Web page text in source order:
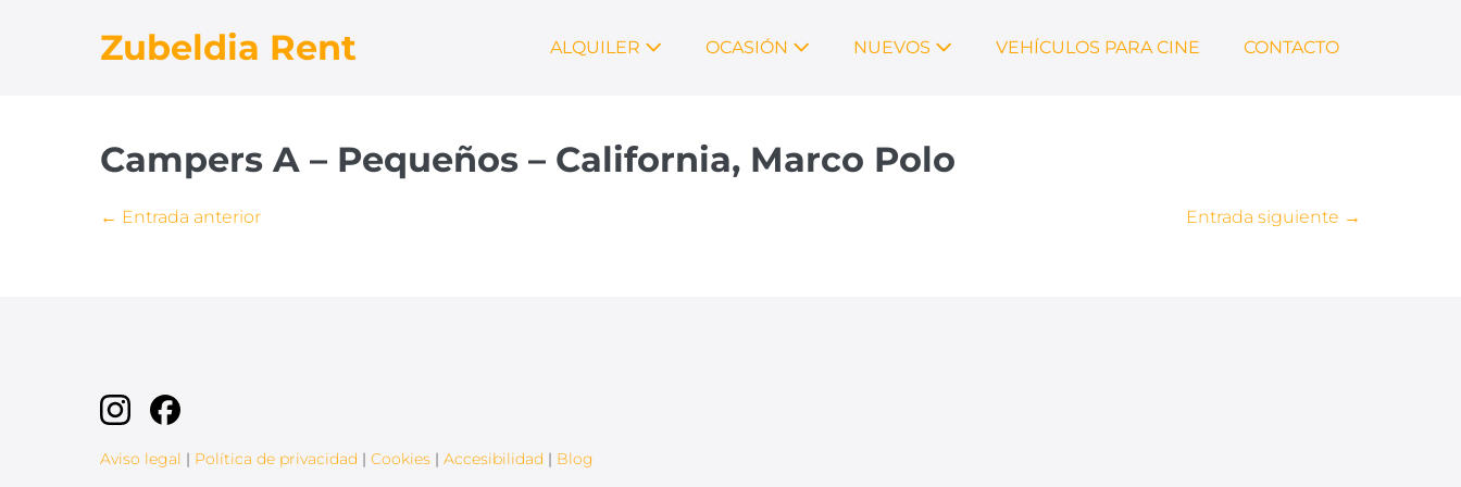
Zubeldia Rent ALQUILER OCASIÓN NUEVOS VEHÍCULOS PARA CINE CONTACTO
Campers A – Pequeños – California, Marco Polo
Navegación
← Entrada anterior Entrada siguiente →
Aviso legal | Política de privacidad | Cookies | Accesibilidad | Blog